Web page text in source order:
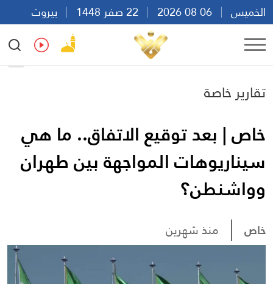
الخميس
بيروت
17:42
Ar
تقارير خاصة
خاص | بعد توقيع الاتفاق.. ما هي
سيناريوهات المواجهة بين طهران
وواشنطن؟
خاص منذ شهرين